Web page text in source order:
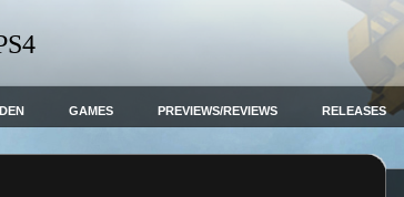
GAMES PREVIEWS/REVIEWS RELEASES